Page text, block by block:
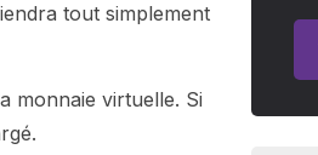
tout simplement
monnaie virtuelle. Si